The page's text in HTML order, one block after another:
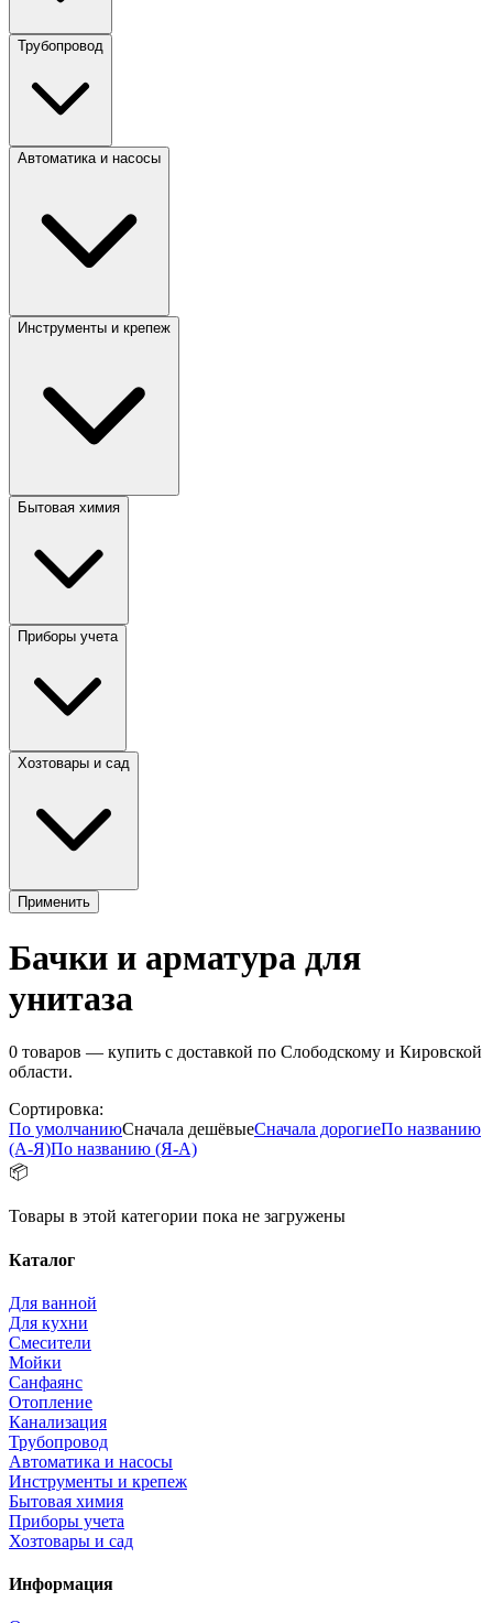
Трубопровод
Автоматика и насосы
Инструменты и крепеж
Бытовая химия
Приборы учета
Хозтовары и сад
Применить
Бачки и арматура для
унитаза
0 товаров — купить с доставкой по Слободскому и Кировской
области.
Сортировка:
По умолчаниюСначала дешёвыеСначала дорогиеПо названию
(А-Я)По названию (Я-А)
📦
Товары в этой категории пока не загружены
Каталог
Для ванной
Для кухни
Смесители
Мойки
Санфаянс
Отопление
Канализация
Трубопровод
Автоматика и насосы
Инструменты и крепеж
Бытовая химия
Приборы учета
Хозтовары и сад
Информация